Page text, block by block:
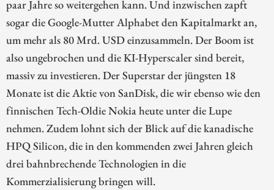
paar Jahre so weitergehen kann. Und inzwischen zapft
sogar die Google-Mutter Alphabet den Kapitalmarkt an,
um mehr als 80 Mrd. USD einzusammeln. Der Boom ist
also ungebrochen und die KI-Hyperscaler sind bereit,
massiv zu investieren. Der Superstar der jüngsten 18
Monate ist die Aktie von SanDisk, die wir ebenso wie den
finnischen Tech-Oldie Nokia heute unter die Lupe
nehmen. Zudem lohnt sich der Blick auf die kanadische
HPQ Silicon, die in den kommenden zwei Jahren gleich
drei bahnbrechende Technologien in die
Kommerzialisierung bringen will.